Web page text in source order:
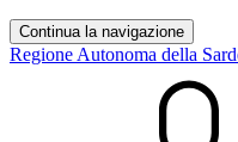
Continua la navigazione
Regione Autonoma della